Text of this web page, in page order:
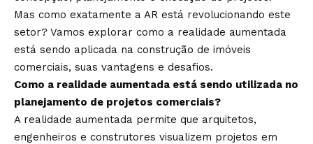
Mas como exatamente a AR está revolucionando este
setor? Vamos explorar como a realidade aumentada
está sendo aplicada na construção de imóveis
comerciais, suas vantagens e desafios.
Como a realidade aumentada está sendo utilizada no
planejamento de projetos comerciais?
A realidade aumentada permite que arquitetos,
engenheiros e construtores visualizem projetos em